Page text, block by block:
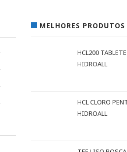
MELHORES PRODUTOS
HCL200
HIDROALL
HCL CLORO
HIDROALL